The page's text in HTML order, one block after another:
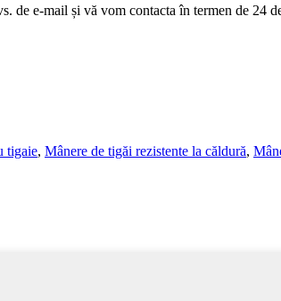
de e-mail și vă vom contacta în termen de 24
tigaie, Mânere de tigăi rezistente la căldură,